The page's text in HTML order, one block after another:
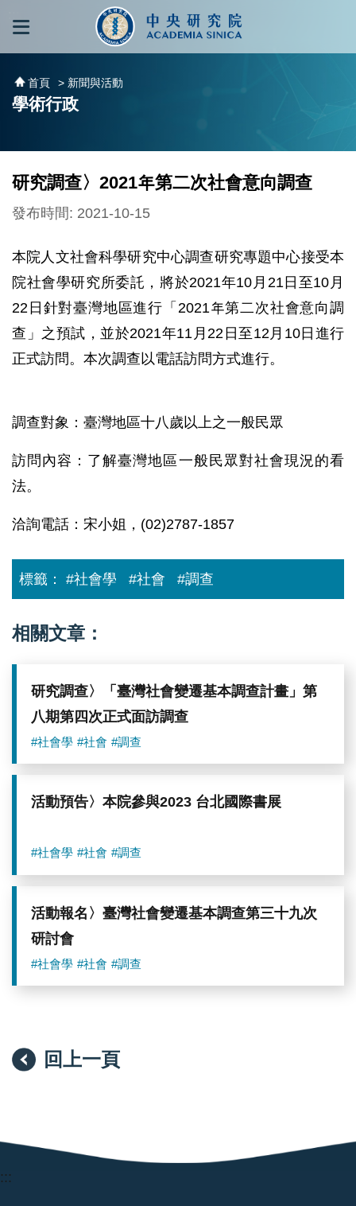
跳到主要內容區塊
首頁 > 新聞與活動
學術行政
研究調查〉2021年第二次社會意向調查
發布時間: 2021-10-15
本院人文社會科學研究中心調查研究專題中心接受本
院社會學研究所委託，將於2021年10月21日至10月
22日針對臺灣地區進行「2021年第二次社會意向調
查」之預試，並於2021年11月22日至12月10日進行
正式訪問。本次調查以電話訪問方式進行。
調查對象：臺灣地區十八歲以上之一般民眾
訪問內容：了解臺灣地區一般民眾對社會現況的看
法。
洽詢電話：宋小姐，(02)2787-1857
標籤： #社會學 #社會 #調查
相關文章：
研究調查〉「臺灣社會變遷基本調查計畫」第
八期第四次正式面訪調查
#社會學 #社會 #調查
活動預告〉本院參與2023 台北國際書展
#社會學 #社會 #調查
活動報名〉臺灣社會變遷基本調查第三十九次
研討會
#社會學 #社會 #調查
回上一頁
:::